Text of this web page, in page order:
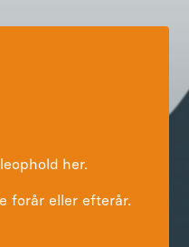
her.
forår eller efterår.